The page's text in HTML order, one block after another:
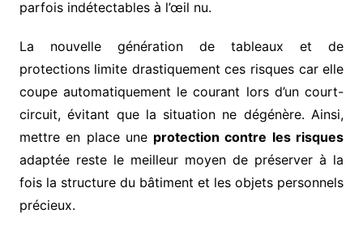
parfois indétectables à l’œil nu.
La nouvelle génération de tableaux et de
protections limite drastiquement ces risques car elle
coupe automatiquement le courant lors d’un court-
circuit, évitant que la situation ne dégénère. Ainsi,
mettre en place une protection contre les risques
adaptée reste le meilleur moyen de préserver à la
fois la structure du bâtiment et les objets personnels
précieux.